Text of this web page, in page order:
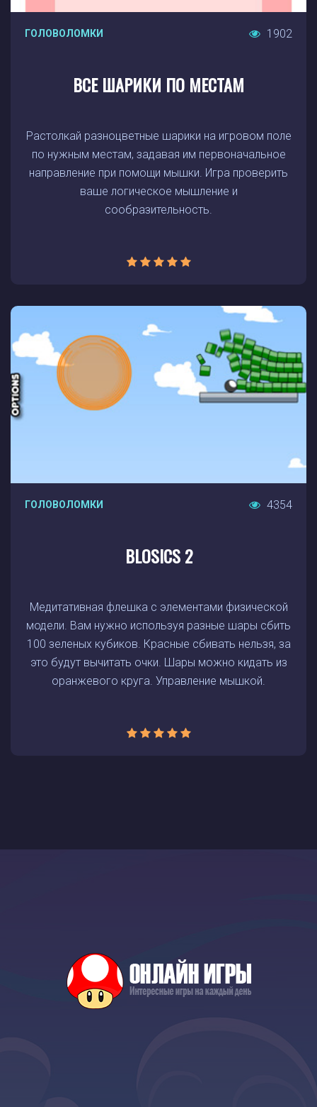
ГОЛОВОЛОМКИ 1902
ВСЕ ШАРИКИ ПО МЕСТАМ
Растолкай разноцветные шарики на игровом поле
по нужным местам, задавая им первоначальное
направление при помощи мышки. Игра проверить
ваше логическое мышление и
сообразительность.
ГОЛОВОЛОМКИ 4354
BLOSICS 2
Медитативная флешка с элементами физической
модели. Вам нужно используя разные шары сбить
100 зеленых кубиков. Красные сбивать нельзя, за
это будут вычитать очки. Шары можно кидать из
оранжевого круга. Управление мышкой.